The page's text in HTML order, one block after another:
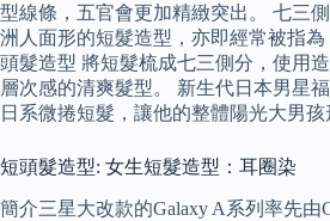
型線條，五官會更加精緻突出。 七三
洲人面形的短髮造型，亦即經常被指
頭髮造型 將短髮梳成七三側分，使用
層次感的清爽髮型。 新生代日本男星
日系微捲短髮，讓他的整體陽光大男孩
短頭髮造型: 女生短髮造型：耳圈染
簡介三星大改款的Galaxy A系列率先由